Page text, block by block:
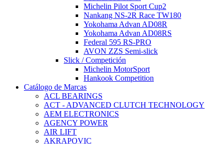
Michelin Pilot Sport Cup2
Nankang NS-2R Race TW180
Yokohama Advan AD08R
Yokohama Advan AD08RS
Federal 595 RS-PRO
AVON ZZS Semi-slick
Slick / Competición
Michelin MotorSport
Hankook Competition
Catálogo de Marcas
ACL BEARINGS
ACT - ADVANCED CLUTCH TECHNOLOGY
AEM ELECTRONICS
AGENCY POWER
AIR LIFT
AKRAPOVIC